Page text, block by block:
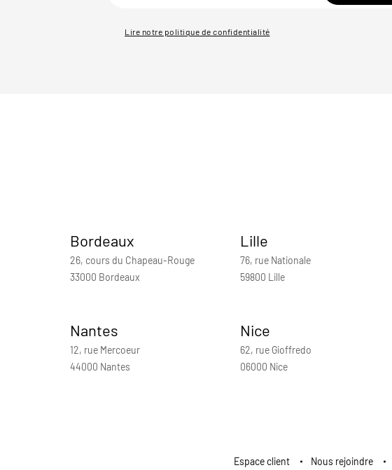
Lire notre politique de confidentialité
Bordeaux
26, cours du Chapeau-Rouge
33000 Bordeaux
Lille
76, rue Nationale
59800 Lille
Nantes
12, rue Mercoeur
44000 Nantes
Nice
62, rue Gioffredo
06000 Nice
Espace client Nous rejoindre